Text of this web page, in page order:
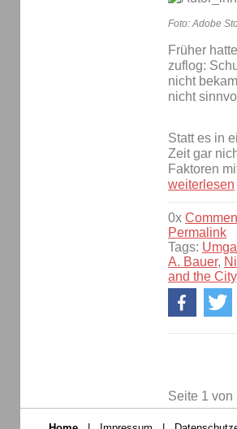
Foto: Adobe
Früher
zuflog:
nicht
nicht
Statt es in
Zeit gar
Faktoren
weiterlesen
0x
Permalink
Tags:
A. Bauer,
and the City
Seite 1 von